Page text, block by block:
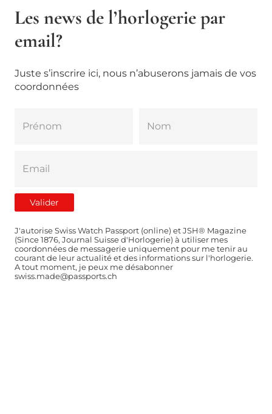
Les news de l’horlogerie par
email?
Juste s’inscrire ici, nous n’abuserons jamais de vos
coordonnées
J'autorise Swiss Watch Passport (online) et JSH® Magazine
(Since 1876, Journal Suisse d'Horlogerie) à utiliser mes
coordonnées de messagerie uniquement pour me tenir au
courant de leur actualité et des informations sur l'horlogerie.
A tout moment, je peux me désabonner
swiss.made@passports.ch